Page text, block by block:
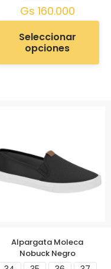
Gs 160.000
Seleccionar
opciones
Alpargata Moleca
Nobuck Negro